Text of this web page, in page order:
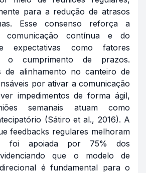
para a redução de atrasos
Esse consenso reforça a
comunicação contínua e do
expectativas como fatores
o cumprimento de prazos.
de alinhamento no canteiro de
por ativar a comunicação
impedimentos de forma ágil,
semanais atuam como
(Sátiro et al., 2016). A
feedbacks regulares melhoram
foi apoiada por 75% dos
que o modelo de
é fundamental para o